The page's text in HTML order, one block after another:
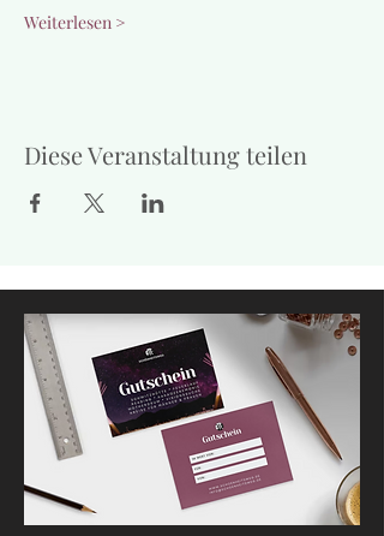
Weiterlesen >
Diese Veranstaltung teilen